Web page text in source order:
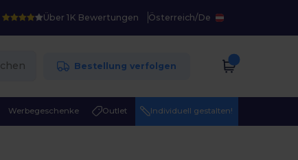
Über 1K Bewertungen Österreich/De
Bestellung verfolgen
Werbegeschenke Outlet Individuell gestalten!